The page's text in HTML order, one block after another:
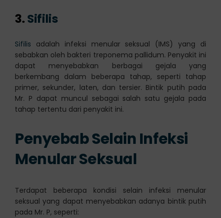
3.Sifilis
Sifilis adalah infeksi menular seksual (IMS) yang di
sebabkan oleh bakteri treponema pallidum. Penyakit ini
dapat menyebabkan berbagai gejala yang
berkembang dalam beberapa tahap, seperti tahap
primer, sekunder, laten, dan tersier. Bintik putih pada
Mr. P dapat muncul sebagai salah satu gejala pada
tahap tertentu dari penyakit ini.
Penyebab Selain Infeksi
Menular Seksual
Terdapat beberapa kondisi selain infeksi menular
seksual yang dapat menyebabkan adanya bintik putih
pada Mr. P, seperti: